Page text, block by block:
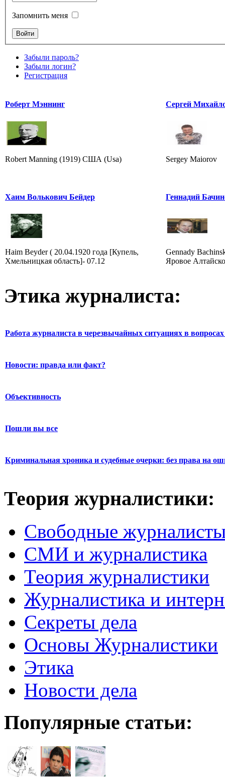
Запомнить меня
Забыли пароль?
Забыли логин?
Регистрация
Роберт Мэннинг
Robert Manning (1919) США (Usa)
Сергей
Sergey Maiorov
Хаим Волькович Бейдер
Haim Beyder ( 20.04.1920 года [Купель,
Хмельницкая область]- 07.12
Геннадий
Gennady
Яровое
Этика журналиста:
Работа журналиста в черезвычайных ситуациях в вопросах
Новости: правда или факт?
Объективность
Пошли вы все
Криминальная хроника и судебные очерки: без права на
Теория журналистики:
Свободные
СМИ и журналистика
Теория журналистики
Журналистика и
Секреты дела
Основы Журналистики
Этика
Новости дела
Популярные статьи: